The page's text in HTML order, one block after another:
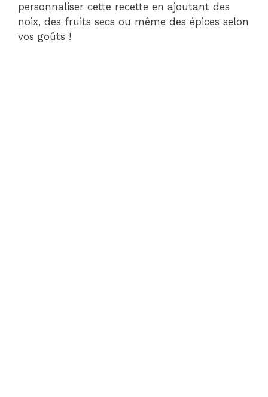
personnaliser cette recette en ajoutant des
noix, des fruits secs ou même des épices selon
vos goûts !